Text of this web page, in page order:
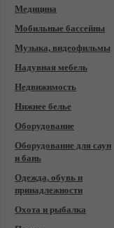
Медицина
Мобильные бассейны
Музыка, видеофильмы
Надувная мебель
Недвижимость
Нижнее белье
Оборудование
Оборудование для саун
и бань
Одежда, обувь и
принадлежности
Охота и рыбалка